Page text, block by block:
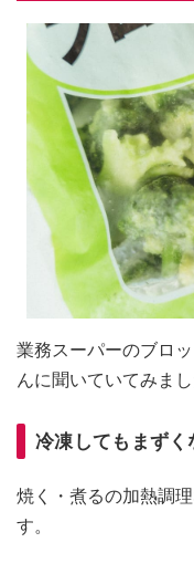
業務スーパーのブロ
んに聞いていてみまし
冷凍してもまずく
焼く・煮るの加熱調
す。